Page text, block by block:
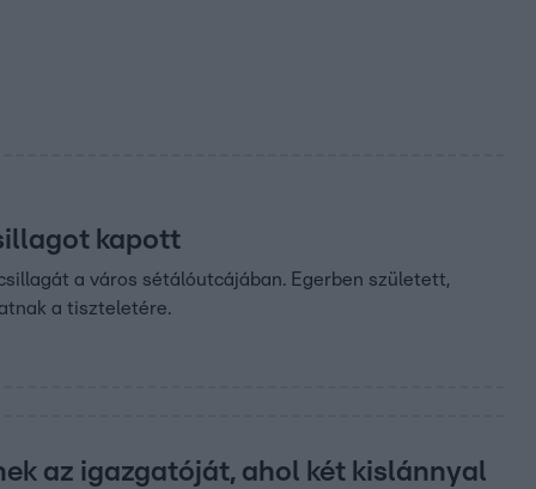
kapott
a város sétálóutcájában. Egerben született,
a tiszteletére.
az igazgatóját, ahol két kislánnyal